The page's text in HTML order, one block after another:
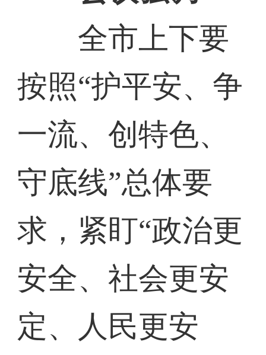
全市上下要
按照“护平安、争
一流、创特色、
守底线”总体要
求，紧盯“政治更
安全、社会更安
定、人民更安